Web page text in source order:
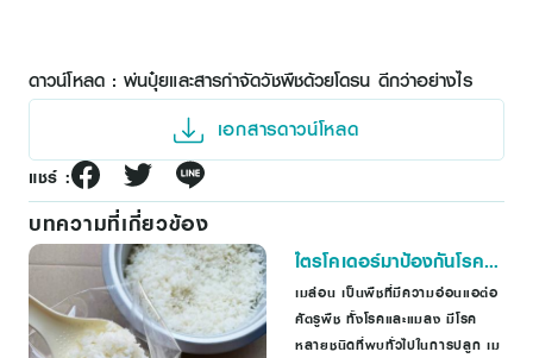
ดาวน์โหลด : พ่นปุ๋ยและสารกำจัดวัชพืชด้วยโดรน ดีกว่าอย่างไร
เอกสารดาวน์โหลด
แชร์ :
บทความที่เกี่ยวข้อง
ไตรโคเดอร์มาป้องกันโรครา
แป้งในเมล่อน
เมล่อน เป็นพืชที่มีความอ่อนแอต่อ
ศัตรูพืช ทั้งโรคและแมลง มีโรค
หลายชนิดที่พบทั่วไปในการปลูก เม